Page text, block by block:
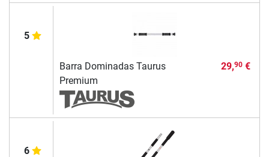
5
Barra Dominadas Taurus
Premium
29,90€
6